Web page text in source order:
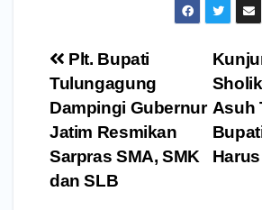
Navigasi
pos
Asuh
Plt. Bupati
Tulungagung
Dampingi Gubernur
Jatim Resmikan
Sarpras SMA, SMK
dan SLB